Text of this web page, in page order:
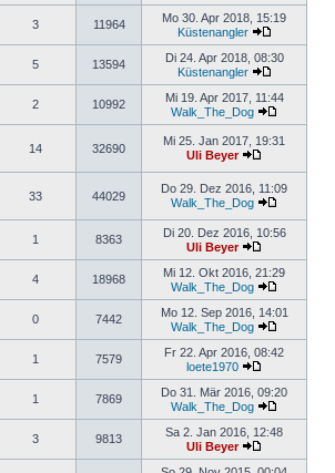
3 11964
Mo 30. Apr 2018, 15:19
Küstenangler
5 13594
Di 24. Apr 2018, 08:30
Küstenangler
2 10992
Mi 19. Apr 2017, 11:44
Walk_The_Dog
14 32690
Mi 25. Jan 2017, 19:31
Uli Beyer
33 44029
Do 29. Dez 2016, 11:09
Walk_The_Dog
1 8363
Di 20. Dez 2016, 10:56
Uli Beyer
4 18968
Mi 12. Okt 2016, 21:29
Walk_The_Dog
0 7442
Mo 12. Sep 2016, 14:01
Walk_The_Dog
1 7579
Fr 22. Apr 2016, 08:42
loete1970
1 7869
Do 31. Mär 2016, 09:20
Walk_The_Dog
3 9813
Sa 2. Jan 2016, 12:48
Uli Beyer